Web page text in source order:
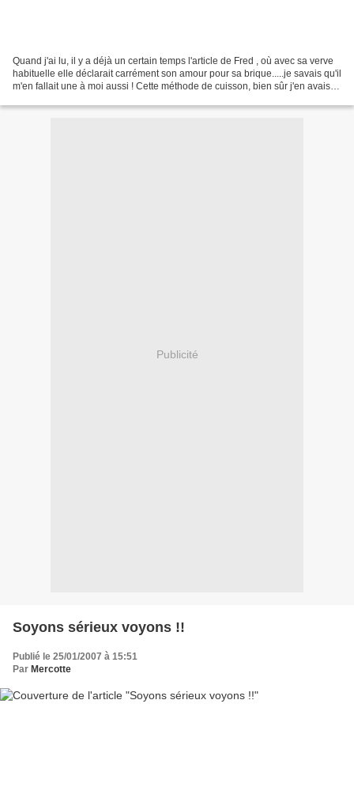
Quand j'ai lu, il y a déjà un certain temps l'article de Fred , où avec sa verve
habituelle elle déclarait carrément son amour pour sa brique.....je savais qu'il
m'en fallait une à moi aussi ! Cette méthode de cuisson, bien sûr j'en avais
Publicité
Soyons sérieux voyons !!
Publié le 25/01/2007 à 15:51
Par Mercotte